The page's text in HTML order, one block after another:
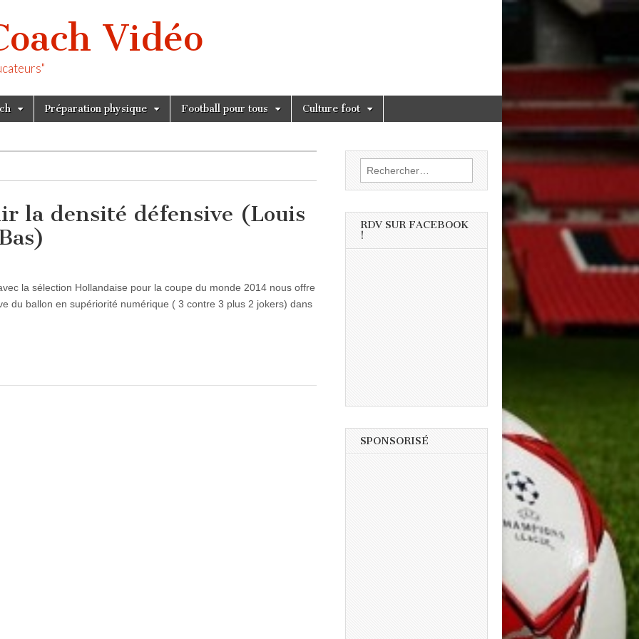
Vidéo
Préparation physique Football pour tous Culture foot
la densité défensive (Louis
la sélection Hollandaise pour la coupe du monde 2014 nous offre
du ballon en supériorité numérique ( 3 contre 3 plus 2 jokers) dans
Rechercher :
RDV SUR FACEBOOK
!
SPONSORISÉ